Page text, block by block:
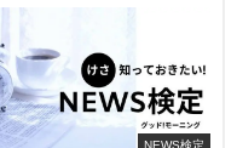
NEWS検定